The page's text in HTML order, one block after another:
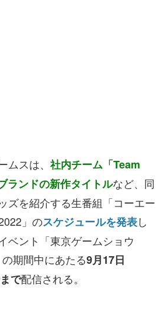
？
スは、 社内チーム「Team
ランドの新作タイトルなど、同
ズを紹介する生番組「コーエー
」のスケジュールを発表し
ベント「東京ゲームショウ
期間中にあたる9月17日
で配信される。